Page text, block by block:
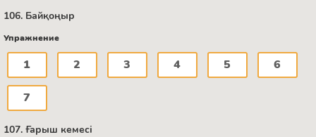
106. Байқоңыр
Упражнение
1 2 3 4 5 6
7
107. Ғарыш кемесі